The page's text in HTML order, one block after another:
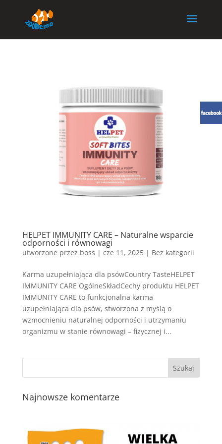
HELPET IMMUNITY CARE – Naturalne wsparcie
odporności i równowagi
utworzone przez boss | cze 11, 2025| Bez kategorii
Karma uzupełniająca dla psówCountry TasteHELPET
IMMUNITY CARE OgólneSkładCechy produktu HELPET
IMMUNITY CARE to funkcjonalna karma
uzupełniająca dla psów, stworzona z myślą o
wzmocnieniu naturalnej odporności i utrzymaniu
organizmu w stanie równowagi – fizycznej i...
Najnowsze komentarze